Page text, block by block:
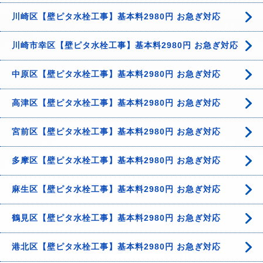
川崎区【壁ピタ水栓工事】基本料2980円 お急ぎ対応
川崎市幸区【壁ピタ水栓工事】基本料2980円 お急ぎ対応
中原区【壁ピタ水栓工事】基本料2980円 お急ぎ対応
高津区【壁ピタ水栓工事】基本料2980円 お急ぎ対応
宮前区【壁ピタ水栓工事】基本料2980円 お急ぎ対応
多摩区【壁ピタ水栓工事】基本料2980円 お急ぎ対応
麻生区【壁ピタ水栓工事】基本料2980円 お急ぎ対応
鶴見区【壁ピタ水栓工事】基本料2980円 お急ぎ対応
港北区【壁ピタ水栓工事】基本料2980円 お急ぎ対応